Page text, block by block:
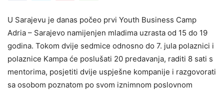
U Sarajevu je danas počeo prvi Youth Business Camp
Adria – Sarajevo namijenjen mladima uzrasta od 15 do 19
godina. Tokom dvije sedmice odnosno do 7. jula polaznici i
polaznice Kampa će poslušati 20 predavanja, raditi 8 sati s
mentorima, posjetiti dvije uspješne kompanije i razgovorati
sa osobom poznatom po svom iznimnom poslovnom